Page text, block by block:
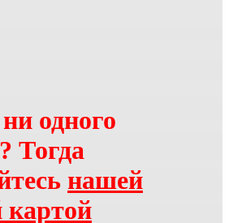
одного
Тогда
нашей
картой